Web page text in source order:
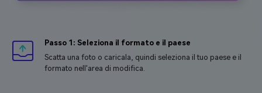
Passo 1: Seleziona il formato e il paese
Scatta una foto o caricala, quindi seleziona il tuo paese e il
formato nell'area di modifica.